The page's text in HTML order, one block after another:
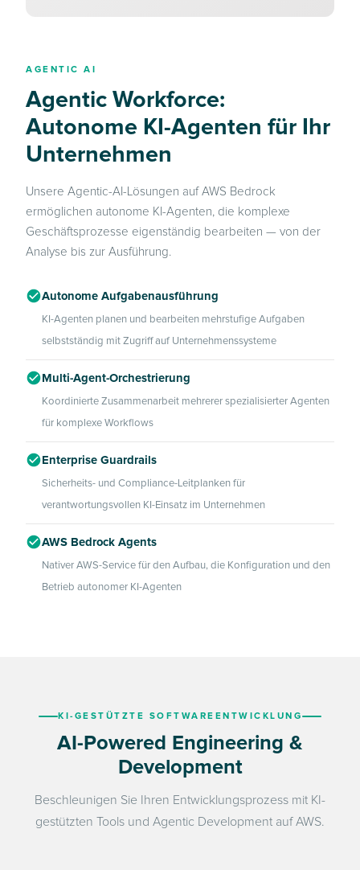
AGENTIC AI
Agentic Workforce:
Autonome KI-Agenten für Ihr
Unternehmen
Unsere Agentic-AI-Lösungen auf AWS Bedrock
ermöglichen autonome KI-Agenten, die komplexe
Geschäftsprozesse eigenständig bearbeiten — von der
Analyse bis zur Ausführung.
Autonome Aufgabenausführung
KI-Agenten planen und bearbeiten mehrstufige Aufgaben
selbstständig mit Zugriff auf Unternehmenssysteme
Multi-Agent-Orchestrierung
Koordinierte Zusammenarbeit mehrerer spezialisierter Agenten
für komplexe Workflows
Enterprise Guardrails
Sicherheits- und Compliance-Leitplanken für
verantwortungsvollen KI-Einsatz im Unternehmen
AWS Bedrock Agents
Nativer AWS-Service für den Aufbau, die Konfiguration und den
Betrieb autonomer KI-Agenten
KI-GESTÜTZTE SOFTWAREENTWICKLUNG
AI-Powered Engineering &
Development
Beschleunigen Sie Ihren Entwicklungsprozess mit KI-
gestützten Tools und Agentic Development auf AWS.